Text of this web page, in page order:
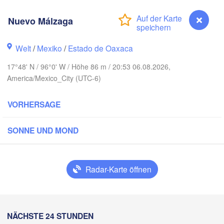
Nuevo Málzaga
Welt/Mexiko /Estado de Oaxaca
17°48' N / 96°0' W / Höhe 86 m / 20:53 06.08.2026,
America/Mexico_City (UTC-6)
VORHERSAGE
SONNE UND MOND
Radar-Karte öffnen
NÄCHSTE 24 STUNDEN
Ciudad Victoria
Tampico
Ciudad de México
Nuevo Málzaga